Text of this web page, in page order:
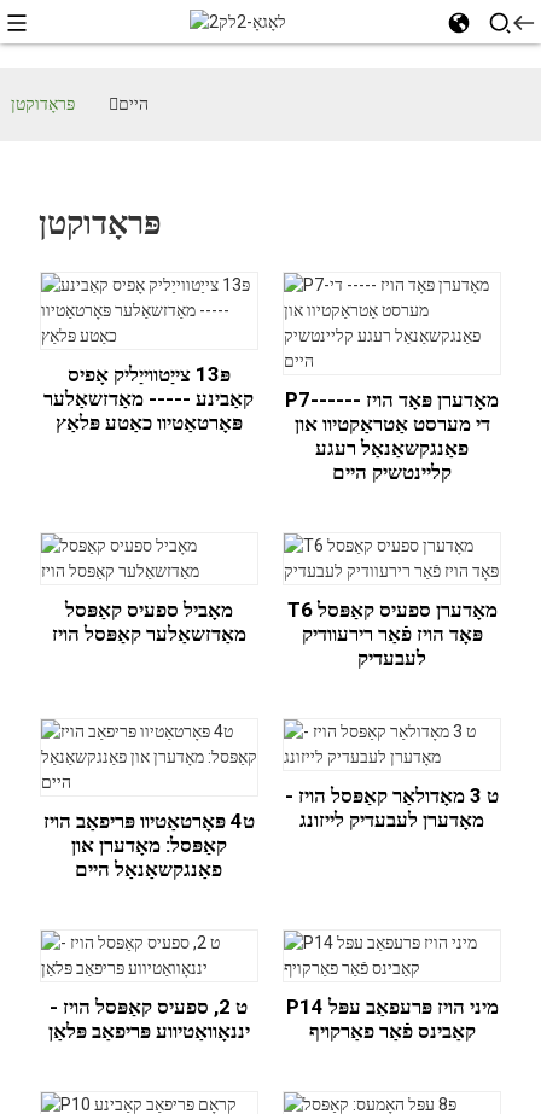
היים פּראָדוקטן
פּראָדוקטן
פּ13 צייַטווייַליק אָפיס
קאַבינע ----- מאַדזשאַלער
פּאָרטאַטיוו כאַטע פּלאַץ
P7-מאָדערן פּאָד הויז -----
די מערסט אַטראַקטיוו און
פאַנגקשאַנאַל רעגע
קליינטשיק היים
מאָביל ספעיס קאַפּסל
מאַדזשאַלער קאַפּסל הויז
T6 מאָדערן ספעיס קאַפּסל
פּאָד הויז פֿאַר רירעוודיק
לעבעדיק
ט4 פּאָרטאַטיוו פּריפאַב הויז
קאַפּסל: מאָדערן און
פאַנגקשאַנאַל היים
ט 3 מאָדולאַר קאַפּסל הויז -
מאָדערן לעבעדיק לייזונג
ט 2, ספעיס קאַפּסל הויז -
יננאָוואַטיווע פּריפאַב פּלאַן
P14 מיני הויז פּרעפאַב עפּל
קאַבינס פֿאַר פאַרקויף